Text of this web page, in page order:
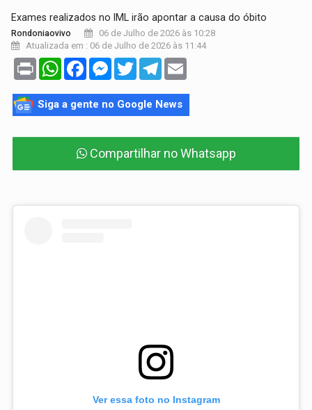
Exames realizados no IML irão apontar a causa do óbito
Rondoniaovivo
06 de Julho de 2026 às 10:28
Atualizada em : 06 de Julho de 2026 às 11:44
Print WhatsAppFacebookMessenger
TwitterTelegram
Siga a gente no Google News
Compartilhar no Whatsapp
Ver essa foto no Instagram